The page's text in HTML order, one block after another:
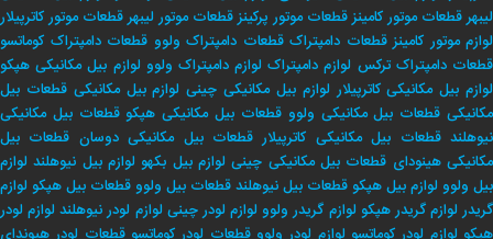
لیبهرقطعات موتور کامینزقطعات موتور پرکینزقطعات موتور لیبهرقطعات موتور کاترپیلار
لوازم موتور کامینز قطعات دامپتراک قطعات دامپتراک ولوو قطعات دامپتراک کوماتسو
قطعات دامپتراک ترکس لوازم دامپتراک لوازم دامپتراک ولوو لوازم بیل مکانیکی هپکو
لوازم بیل مکانیکی کاترپیلار لوازم بیل مکانیکی چینی لوازم بیل مکانیکی قطعات بیل
مکانیکی قطعات بیل مکانیکی ولوو قطعات بیل مکانیکی هپکو قطعات بیل مکانیکی
نیوهلند قطعات بیل مکانیکی کاترپیلار قطعات بیل مکانیکی دوسان قطعات بیل
مکانیکی هینودای قطعات بیل مکانیکی چینی لوازم بیل بکهو لوازم بیل نیوهلند لوازم
بیل ولوو لوازم بیل هپکوقطعات بیل نیوهلندقطعات بیل ولووقطعات بیل هپکو لوازم
گریدر لوازم گریدر هپکو لوازم گریدر ولوو لوازم لودر چینی لوازم لودر نیوهلند لوازم لودر